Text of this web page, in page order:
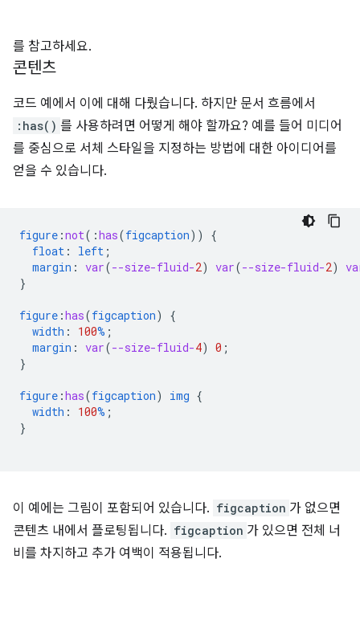
를 참고하세요.
콘텐츠
코드 예에서 이에 대해 다뤘습니다. 하지만 문서 흐름에서
:has() 를 사용하려면 어떻게 해야 할까요? 예를 들어 미디어
를 중심으로 서체 스타일을 지정하는 방법에 대한 아이디어를
얻을 수 있습니다.
figure :not( :has(figcaption))
{
float : left ;
margin : var(--size-fluid-2) var(--size-fluid-2)
}
figure :has(figcaption)
{
width : 100% ;
margin : var(--size-fluid-4) 0 ;
}
figure :has(figcaption) img {
width : 100% ;
}
이 예에는 그림이 포함되어 있습니다. figcaption 가 없으면
콘텐츠 내에서 플로팅됩니다. figcaption 가 있으면 전체 너
비를 차지하고 추가 여백이 적용됩니다.